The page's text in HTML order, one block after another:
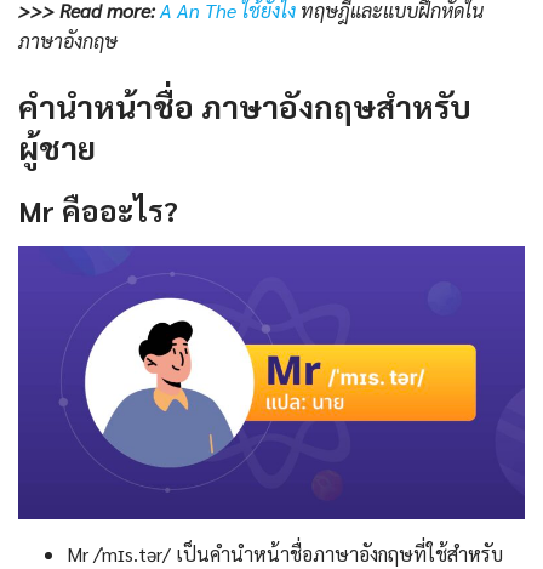
>>> Read more:A An The ใช้ยังไง ทฤษฎีและแบบฝึกหัดใน
ภาษาอังกฤษ
คํานําหน้าชื่อ ภาษาอังกฤษสำหรับ
ผู้ชาย
Mr คืออะไร?
Mr /ˈmɪs.tər/ เป็นคํานําหน้าชื่อภาษาอังกฤษที่ใช้สำหรับ